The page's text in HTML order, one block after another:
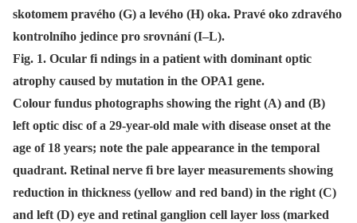
skotomem pravého (G) a levého (H) oka. Pravé oko zdravého
kontrolního jedince pro srovnání (I–L).
Fig. 1. Ocular fi ndings in a patient with dominant optic
atrophy caused by mutation in the OPA1 gene.
Colour fundus photographs showing the right (A) and (B)
left optic disc of a 29-year-old male with disease onset at the
age of 18 years; note the pale appearance in the temporal
quadrant. Retinal nerve fi bre layer measurements showing
reduction in thickness (yellow and red band) in the right (C)
and left (D) eye and retinal ganglion cell layer loss (marked